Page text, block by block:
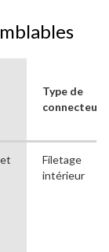
Type de
connecteur
Filetage
intérieur